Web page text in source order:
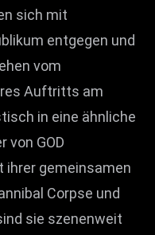
sich mit
entgegen und
vom
Auftritts am
in eine ähnliche
von GOD
ihrer gemeinsamen
Corpse und
sie szenenweit